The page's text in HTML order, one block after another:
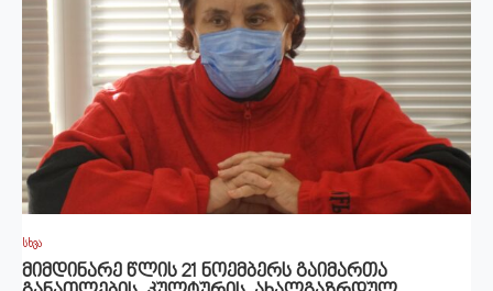
სხვა
მიმდინარე წლის 21 ნოემბერს გაიმართა